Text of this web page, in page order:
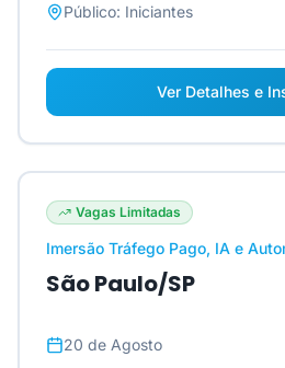
Público: Iniciantes
Ver Detalhes e
Vagas Limitadas
Imersão Tráfego Pago, IA e
São Paulo/SP
20 de Agosto